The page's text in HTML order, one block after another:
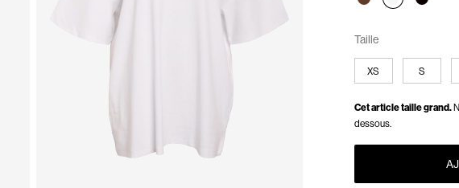
Taille
XS S
Cet article taille grand.
dessous.